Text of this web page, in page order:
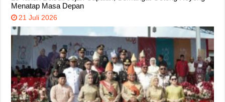
Menatap Masa Depan
21 Juli 2026